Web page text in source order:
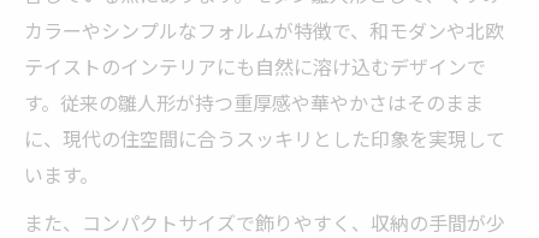
カラーやシンプルなフォルムが特徴で、和モダンや北欧
テイストのインテリアにも自然に溶け込むデザインで
す。従来の雛人形が持つ重厚感や華やかさはそのまま
に、現代の住空間に合うスッキリとした印象を実現して
います。
また、コンパクトサイズで飾りやすく、収納の手間が少